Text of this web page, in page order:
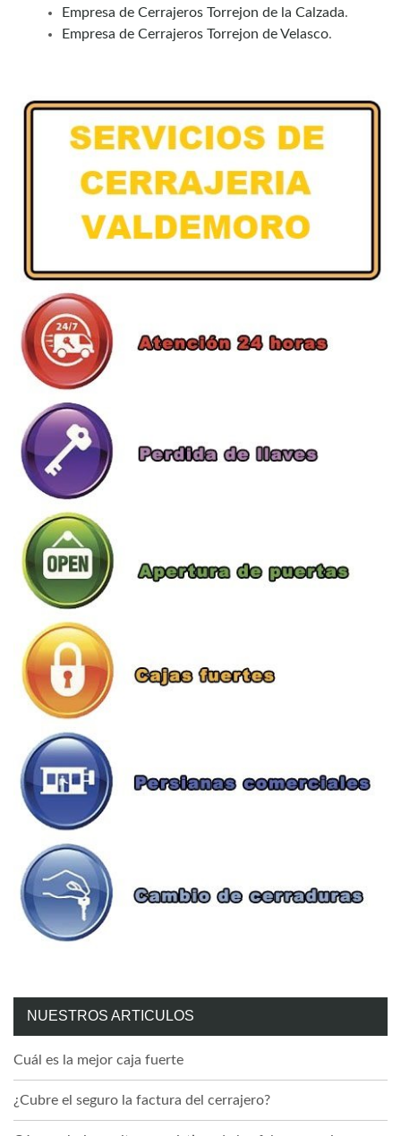
Empresa de Cerrajeros Torrejon de la Calzada.
Empresa de Cerrajeros Torrejon de Velasco.
NUESTROS ARTICULOS
Cuál es la mejor caja fuerte
¿Cubre el seguro la factura del cerrajero?